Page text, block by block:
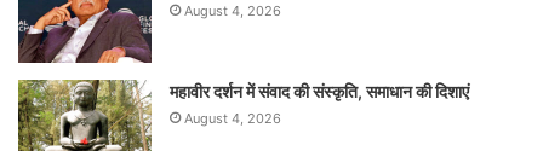
August 4, 2026
महावीर दर्शन में संवाद की संस्कृति, समाधान की दिशाएं
August 4, 2026